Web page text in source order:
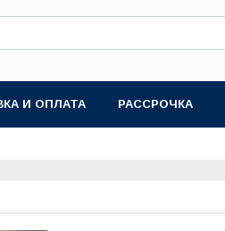
И ОПЛАТА РАССРОЧКА